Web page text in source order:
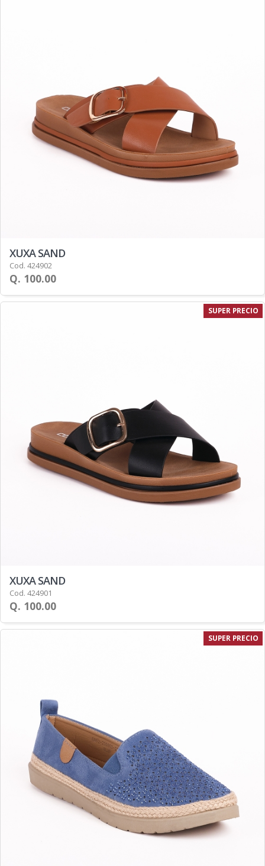
XUXA SAND
Cod. 424902
Q. 100.00
SUPER PRECIO
XUXA SAND
Cod. 424901
Q. 100.00
SUPER PRECIO